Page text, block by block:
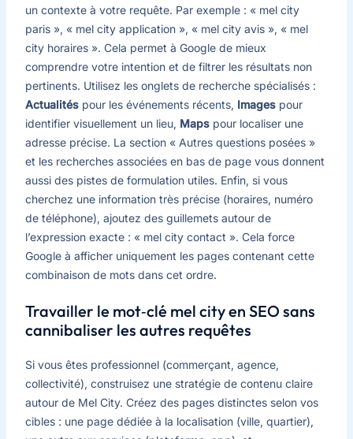
un contexte à votre requête. Par exemple : « mel city
paris », « mel city application », « mel city avis », « mel
city horaires ». Cela permet à Google de mieux
comprendre votre intention et de filtrer les résultats non
pertinents. Utilisez les onglets de recherche spécialisés :
Actualitéspour les événements récents, Imagespour
identifier visuellement un lieu, Mapspour localiser une
adresse précise. La section « Autres questions posées »
et les recherches associées en bas de page vous donnent
aussi des pistes de formulation utiles. Enfin, si vous
cherchez une information très précise (horaires, numéro
de téléphone), ajoutez des guillemets autour de
l’expression exacte : « mel city contact ». Cela force
Google à afficher uniquement les pages contenant cette
combinaison de mots dans cet ordre.
Travailler le mot‑clé mel city en SEO sans
cannibaliser les autres requêtes
Si vous êtes professionnel (commerçant, agence,
collectivité), construisez une stratégie de contenu claire
autour de Mel City. Créez des pages distinctes selon vos
cibles : une page dédiée à la localisation (ville, quartier),